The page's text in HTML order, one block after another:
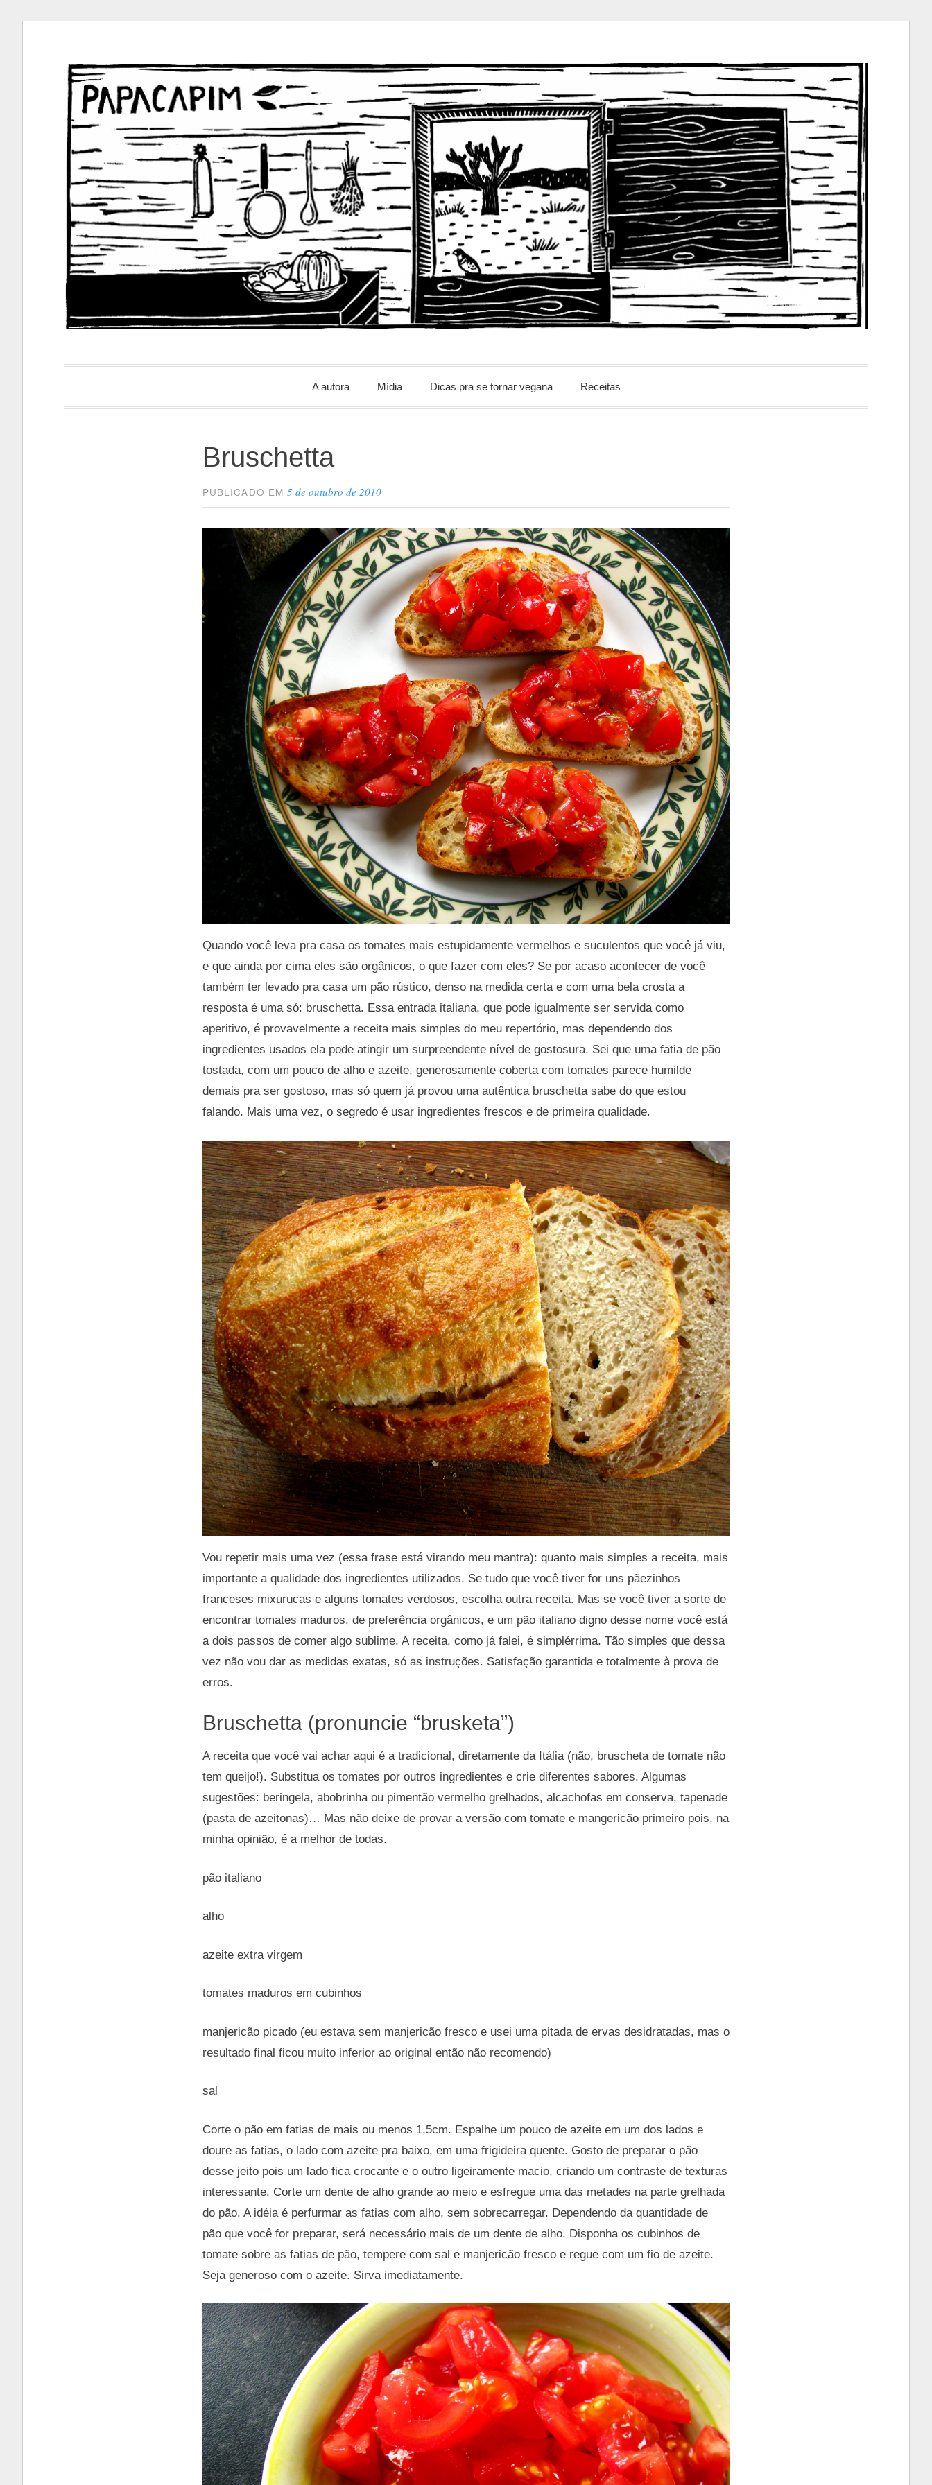
conteúdo
PapacapimA autora Mídia Dicas pra se tornar vegana Receitas
Bruschetta
PUBLICADO EM5 de outubro de 2010
Quando você leva pra casa os tomates mais estupidamente vermelhos e suculentos que você já viu,
e que ainda por cima eles são orgânicos, o que fazer com eles? Se por acaso acontecer de você
também ter levado pra casa um pão rústico, denso na medida certa e com uma bela crosta a
resposta é uma só: bruschetta. Essa entrada italiana, que pode igualmente ser servida como
aperitivo, é provavelmente a receita mais simples do meu repertório, mas dependendo dos
ingredientes usados ela pode atingir um surpreendente nível de gostosura. Sei que uma fatia de pão
tostada, com um pouco de alho e azeite, generosamente coberta com tomates parece humilde
demais pra ser gostoso, mas só quem já provou uma autêntica bruschetta sabe do que estou
falando. Mais uma vez, o segredo é usar ingredientes frescos e de primeira qualidade.
Vou repetir mais uma vez (essa frase está virando meu mantra): quanto mais simples a receita, mais
importante a qualidade dos ingredientes utilizados. Se tudo que você tiver for uns pãezinhos
franceses mixurucas e alguns tomates verdosos, escolha outra receita. Mas se você tiver a sorte de
encontrar tomates maduros, de preferência orgânicos, e um pão italiano digno desse nome você está
a dois passos de comer algo sublime. A receita, como já falei, é simplérrima. Tão simples que dessa
vez não vou dar as medidas exatas, só as instruções. Satisfação garantida e totalmente à prova de
erros.
Bruschetta (pronuncie “brusketa”)
A receita que você vai achar aqui é a tradicional, diretamente da Itália (não, bruscheta de tomate não
tem queijo!). Substitua os tomates por outros ingredientes e crie diferentes sabores. Algumas
sugestões: beringela, abobrinha ou pimentão vermelho grelhados, alcachofas em conserva, tapenade
(pasta de azeitonas)… Mas não deixe de provar a versão com tomate e mangericão primeiro pois, na
minha opinião, é a melhor de todas.
pão italiano
alho
azeite extra virgem
tomates maduros em cubinhos
manjericão picado (eu estava sem manjericão fresco e usei uma pitada de ervas desidratadas, mas o
resultado final ficou muito inferior ao original então não recomendo)
sal
Corte o pão em fatias de mais ou menos 1,5cm. Espalhe um pouco de azeite em um dos lados e
doure as fatias, o lado com azeite pra baixo, em uma frigideira quente. Gosto de preparar o pão
desse jeito pois um lado fica crocante e o outro ligeiramente macio, criando um contraste de texturas
interessante. Corte um dente de alho grande ao meio e esfregue uma das metades na parte grelhada
do pão. A idéia é perfurmar as fatias com alho, sem sobrecarregar. Dependendo da quantidade de
pão que você for preparar, será necessário mais de um dente de alho. Disponha os cubinhos de
tomate sobre as fatias de pão, tempere com sal e manjericão fresco e regue com um fio de azeite.
Seja generoso com o azeite. Sirva imediatamente.